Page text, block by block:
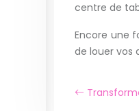
centre de
Encore une
de louer vos